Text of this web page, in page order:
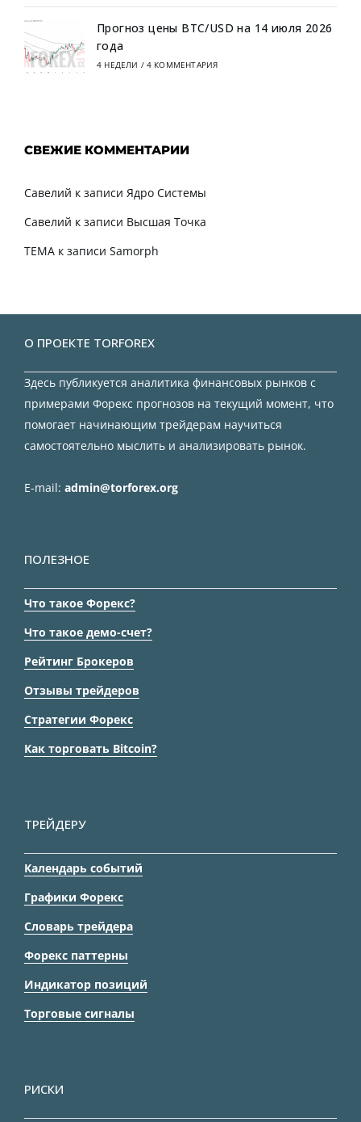
Прогноз цены BTC/USD на 14 июля 2026
года
4 НЕДЕЛИ / 4 КОММЕНТАРИЯ
СВЕЖИЕ КОММЕНТАРИИ
Савелий к записи Ядро Системы
Савелий к записи Высшая Точка
TEMA к записи Samorph
О ПРОЕКТЕ TORFOREX
Здесь публикуется аналитика финансовых рынков с
примерами Форекс прогнозов на текущий момент, что
помогает начинающим трейдерам научиться
самостоятельно мыслить и анализировать рынок.
E-mail: admin@torforex.org
ПОЛЕЗНОЕ
Что такое Форекс?
Что такое демо-счет?
Рейтинг Брокеров
Отзывы трейдеров
Стратегии Форекс
Как торговать Bitcoin?
ТРЕЙДЕРУ
Календарь событий
Графики Форекс
Словарь трейдера
Форекс паттерны
Индикатор позиций
Торговые сигналы
РИСКИ